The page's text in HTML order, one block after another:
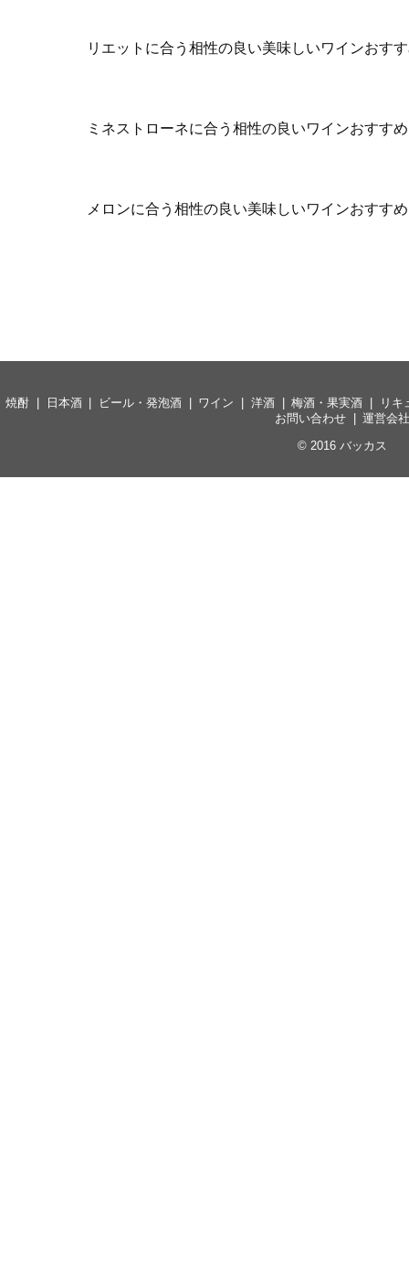
リエットに合う相性の良い美味しいワインおす
ミネストローネに合う相性の良いワインおすす
メロンに合う相性の良い美味しいワインおすす
焼酎 日本酒 ビール・発泡酒 ワイン 洋酒 梅酒・果実酒
リキ
お問い合わせ
運営会
© 2016 バッカス